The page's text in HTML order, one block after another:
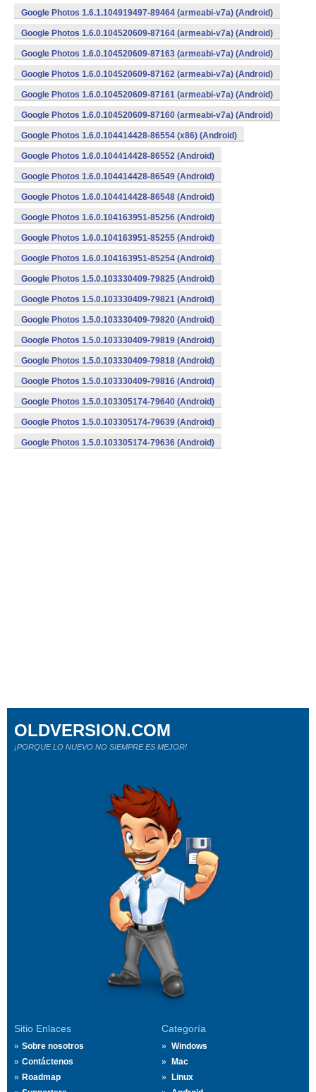
Google Photos 1.6.1.104919497-89464 (armeabi-v7a) (Android)
Google Photos 1.6.0.104520609-87164 (armeabi-v7a) (Android)
Google Photos 1.6.0.104520609-87163 (armeabi-v7a) (Android)
Google Photos 1.6.0.104520609-87162 (armeabi-v7a) (Android)
Google Photos 1.6.0.104520609-87161 (armeabi-v7a) (Android)
Google Photos 1.6.0.104520609-87160 (armeabi-v7a) (Android)
Google Photos 1.6.0.104414428-86554 (x86) (Android)
Google Photos 1.6.0.104414428-86552 (Android)
Google Photos 1.6.0.104414428-86549 (Android)
Google Photos 1.6.0.104414428-86548 (Android)
Google Photos 1.6.0.104163951-85256 (Android)
Google Photos 1.6.0.104163951-85255 (Android)
Google Photos 1.6.0.104163951-85254 (Android)
Google Photos 1.5.0.103330409-79825 (Android)
Google Photos 1.5.0.103330409-79821 (Android)
Google Photos 1.5.0.103330409-79820 (Android)
Google Photos 1.5.0.103330409-79819 (Android)
Google Photos 1.5.0.103330409-79818 (Android)
Google Photos 1.5.0.103330409-79816 (Android)
Google Photos 1.5.0.103305174-79640 (Android)
Google Photos 1.5.0.103305174-79639 (Android)
Google Photos 1.5.0.103305174-79636 (Android)
Sitio Enlaces
Sobre nosotros
Contáctenos
Roadmap
Categoría
Windows
Mac
Linux
OLDVERSION.COM
¡PORQUE LO NUEVO NO SIEMPRE ES MEJOR!